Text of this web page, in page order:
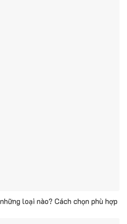
loại nào? Cách chọn phù hợp